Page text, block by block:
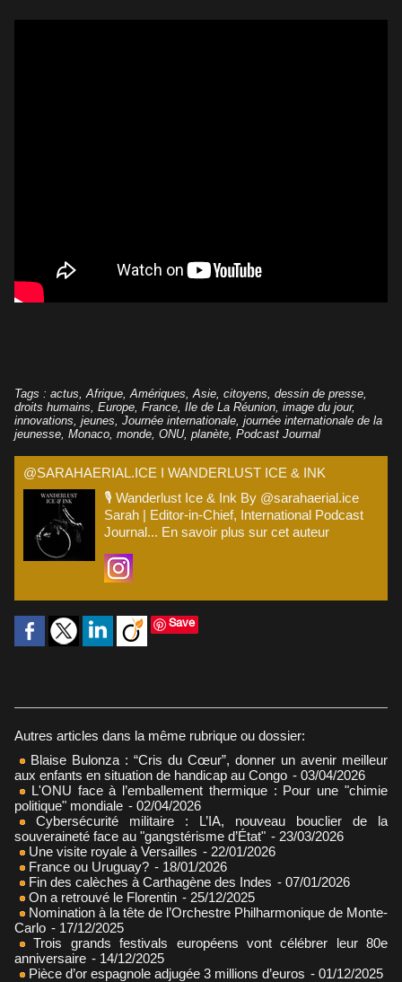
Tags : actus Afrique Amériques Asie citoyens dessin de presse
droits humains Europe France Ile de La Réunion image du jour,
innovations jeunes Journée internationale journée internationale de la
jeunesse Monaco monde ONU, planète Podcast Journal
@SARAHAERIAL.ICE I WANDERLUST ICE & INK
🎙️ Wanderlust Ice & Ink By @sarahaerial.ice
Sarah | Editor-in-Chief, International Podcast
Journal... En savoir plus sur cet auteur
Save
Autres articles dans la même rubrique ou dossier:
Blaise Bulonza : “Cris du Cœur”, donner un avenir meilleur
aux enfants en situation de handicap au Congo - 03/04/2026
L'ONU face à l’emballement thermique : Pour une "chimie
politique" mondiale - 02/04/2026
Cybersécurité militaire : L’IA, nouveau bouclier de la
souveraineté face au "gangstérisme d’État" - 23/03/2026
Une visite royale à Versailles - 22/01/2026
France ou Uruguay? - 18/01/2026
Fin des calèches à Carthagène des Indes - 07/01/2026
On a retrouvé le Florentin - 25/12/2025
Nomination à la tête de l’Orchestre Philharmonique de Monte-
Carlo - 17/12/2025
Trois grands festivals européens vont célébrer leur 80e
anniversaire - 14/12/2025
Pièce d’or espagnole adjugée 3 millions d’euros - 01/12/2025